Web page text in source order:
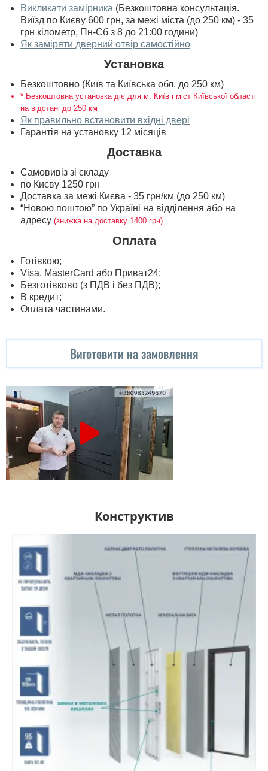
Викликати замірника (Безкоштовна консультація.
Виїзд по Києву 600 грн, за межі міста (до 250 км) - 35
грн кілометр, Пн-Сб з 8 до 21:00 години)
Як заміряти дверний отвір самостійно
Установка
Безкоштовно (Київ та Київська обл. до 250 км)
* Безкоштовна установка діє для м. Київ і міст Київської області
на відстані до 250 км
Як правильно встановити вхідні двері
Гарантія на установку 12 місяців
Доставка
Самовивіз зі складу
по Києву 1250 грн
Доставка за межі Києва - 35 грн/км (до 250 км)
“Новою поштою” по Україні на відділення або на
адресу (знижка на доставку 1400 грн)
Оплата
Готівкою;
Visa, MasterСard або Приват24;
Безготівково (з ПДВ і без ПДВ);
В кредит;
Оплата частинами.
Виготовити на замовлення
Конструктив